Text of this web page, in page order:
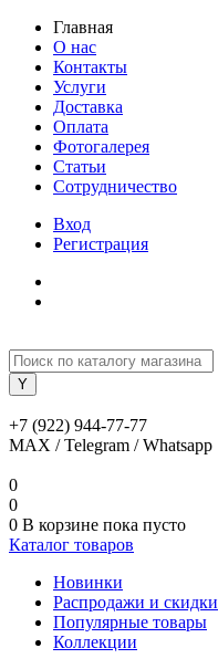
Главная
О нас
Контакты
Услуги
Доставка
Оплата
Фотогалерея
Статьи
Сотрудничество
Вход
Регистрация
+7 (922) 944-77-77
MAX / Telegram / Whatsapp
0
0
0 В корзине пока пусто
Каталог товаров
Новинки
Распродажи и скидки
Популярные товары
Коллекции